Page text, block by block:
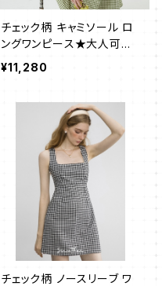
チェック柄 キャミソール ロ
ングワンピース★大人可愛
い お洒落
¥11,280
チェック柄 ノースリーブ ワ